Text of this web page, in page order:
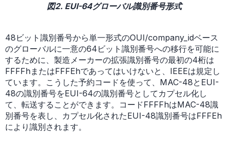
図2. EUI-64グローバル識別番号形式
48ビット識別番号から単一形式のOUI/company_idベース
のグローバルに一意の64ビット識別番号への移行を可能に
するために、製造メーカーの拡張識別番号の最初の4桁は
FFFFhまたはFFFEhであってはいけないと、IEEEは規定し
ています。こうした予約コードを使って、MAC-48とEUI-
48の識別番号をEUI-64の識別番号としてカプセル化し
て、転送することができます。コードFFFFhはMAC-48識
別番号を表し、カプセル化されたEUI-48識別番号はFFFEh
により識別されます。